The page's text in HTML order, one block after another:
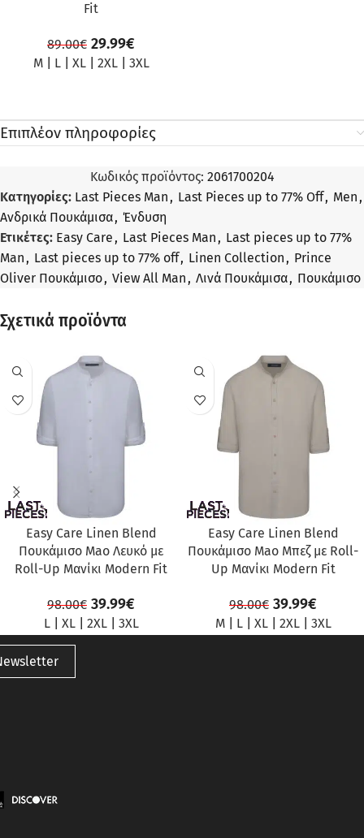
Fit
89.00€ 29.99€
M| L| XL| 2XL| 3XL
Επιπλέον πληροφορίες
Κωδικός προϊόντος: 2061700204
Κατηγορίες: Last Pieces Man, Last Pieces up to 77% Off, Men,
Ανδρικά Πουκάμισα, Ένδυση
Ετικέτες: Easy Care, Last Pieces Man, Last pieces up to 77%
Man, Last pieces up to 77% off, Linen Collection, Prince
Oliver Πουκάμισο, View All Man, Λινά Πουκάμισα, Πουκάμισο
Σχετικά προϊόντα
ΠΡΟΣΦΟΡΆ
Easy Care Linen Blend
Πουκάμισο Mao Λευκό με
Roll-Up Μανίκι Modern Fit
98.00€ 39.99€
L| XL| 2XL| 3XL
ΠΡΟΣΦΟΡΆ
Easy Care Linen Blend
Πουκάμισο Mao Μπεζ με Roll-
Up Μανίκι Modern Fit
98.00€ 39.99€
M| L| XL| 2XL| 3XL